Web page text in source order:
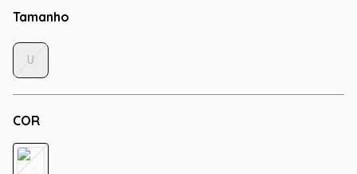
Tamanho
COR
U